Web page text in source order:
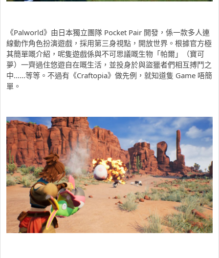
《Palworld》由日本獨立團隊 Pocket Pair 開發，係一款多人連
線動作角色扮演遊戲，採用第三身視點，開放世界。根據官方極
其簡單嘅介紹，呢隻遊戲係與不可思議嘅生物「帕爾」（寶可
夢）一齊過住悠遊自在嘅生活，並投身於與盜獵者們相互搏鬥之
中……等等。不過有《Craftopia》做先例，就知道隻 Game 唔簡
單。